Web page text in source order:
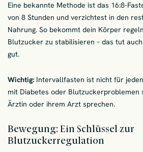
Eine bekannte Methode ist das 16:8-
von 8 Stunden und verzichtest in den
Nahrung. So bekommt dein Körper
Blutzucker zu stabilisieren – das tut
gut.
Wichtig: Intervallfasten ist nicht für
mit Diabetes oder
Ärztin oder ihrem Arzt sprechen.
Bewegung: Ein Schlüssel zur
Blutzuckerregulation